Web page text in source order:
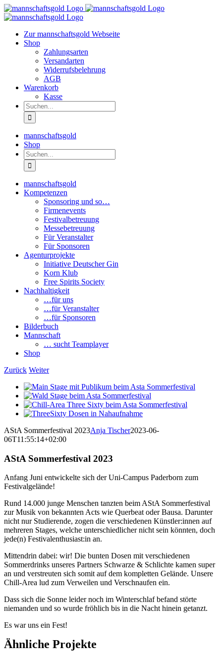
Zum
Inhalt
Zur mannschaftsgold Webseite
Shop
Zahlungsarten
Versandarten
Widerrufsbelehrung
AGB
Warenkorb
Kasse
Suche
nach:
mannschaftsgold
Shop
Suche
nach:
mannschaftsgold
Kompetenzen
Sponsoring und so…
Firmenevents
Festivalbetreuung
Messebetreuung
Für Veranstalter
Für Sponsoren
Agenturprojekte
Initiative Deutscher Gin
Korn Klub
Free Spirits Society
Nachhaltigkeit
…für uns
…für Veranstalter
…für Sponsoren
Bilderbuch
Mannschaft
… sucht Teamplayer
Shop
Zurück Weiter
View
Larger
Image
View
Larger
Image
View
Larger
View
Image
AStA Sommerfestival 2023Anja Tischer2023-06-
06T11:55:14+02:00
AStA Sommerfestival 2023
Anfang Juni entwickelte sich der Uni-Campus Paderborn zum
Festivalgelände!
Rund 14.000 junge Menschen tanzten beim AStA Sommerfestival
zur Musik von bekannten Acts wie Querbeat oder Bausa. Darunter
nicht nur Studierende, zogen die verschiedenen Künstler:innen auf
mehreren Stages, welche unterschiedlicher nicht sein könnten, doch
jede(n) Festivalenthusiast:in an.
Mittendrin dabei: wir! Die bunten Dosen mit verschiedenen
Sommerdrinks unseres Partners Schwarze & Schlichte kamen super
an und verstreuten sich somit auf dem kompletten Gelände. Unsere
Chill-Area lud zum Verweilen und Verschnaufen ein.
Dass sich die Sonne leider noch im Winterschlaf befand störte
niemanden und so wurde fröhlich bis in die Nacht hinein getanzt.
Es war uns ein Fest!
Ähnliche Projekte